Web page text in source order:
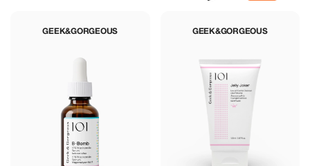
GEEK&GORGEOUS GEEK&GORGEOUS